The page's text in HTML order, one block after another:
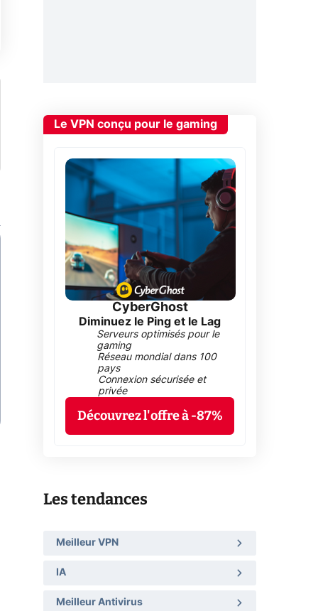
Le VPN conçu pour le gaming
CyberGhost
Diminuez le Ping et le Lag
Serveurs optimisés pour le
gaming
Réseau mondial dans 100
pays
Connexion sécurisée et
privée
Découvrez l'offre à -87%
Les tendances
Meilleur VPN
IA
Meilleur Antivirus